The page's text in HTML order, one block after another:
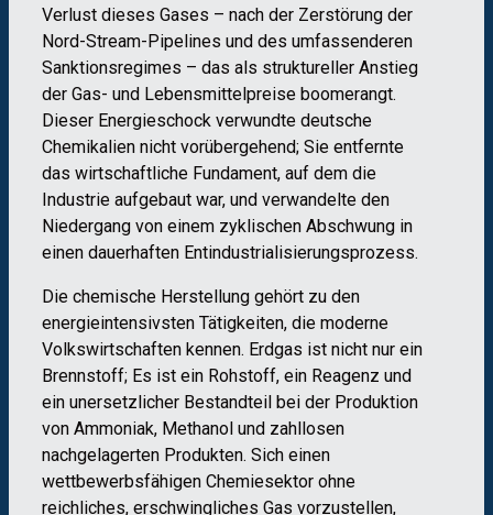
Verlust dieses Gases – nach der Zerstörung der
Nord-Stream-Pipelines und des umfassenderen
Sanktionsregimes – das als struktureller Anstieg
der Gas- und Lebensmittelpreise boomerangt.
Dieser Energieschock verwundte deutsche
Chemikalien nicht vorübergehend; Sie entfernte
das wirtschaftliche Fundament, auf dem die
Industrie aufgebaut war, und verwandelte den
Niedergang von einem zyklischen Abschwung in
einen dauerhaften Entindustrialisierungsprozess.
Die chemische Herstellung gehört zu den
energieintensivsten Tätigkeiten, die moderne
Volkswirtschaften kennen. Erdgas ist nicht nur ein
Brennstoff; Es ist ein Rohstoff, ein Reagenz und
ein unersetzlicher Bestandteil bei der Produktion
von Ammoniak, Methanol und zahllosen
nachgelagerten Produkten. Sich einen
wettbewerbsfähigen Chemiesektor ohne
reichliches, erschwingliches Gas vorzustellen,